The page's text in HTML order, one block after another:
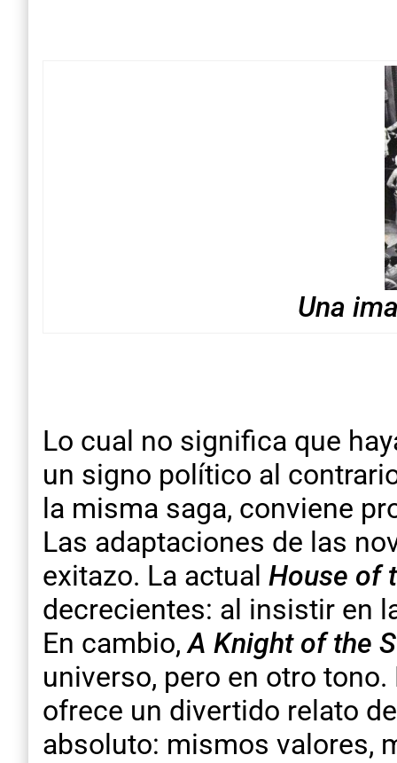
Una
Lo cual no significa que
un signo político al
la misma saga, conviene
Las adaptaciones de las
exitazo. La actual House of
decrecientes: al insistir en
En cambio,A Knight of the
universo, pero en otro
ofrece un divertido relato
absoluto: mismos valores,